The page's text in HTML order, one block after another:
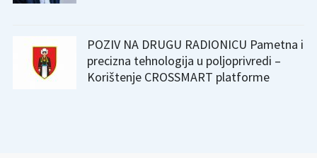
POZIV NA DRUGU RADIONICU Pametna i
precizna tehnologija u poljoprivredi –
Korištenje CROSSMART platforme